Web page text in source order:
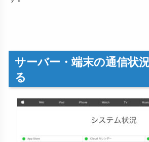
サーバー・端末の通信状
る